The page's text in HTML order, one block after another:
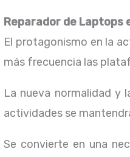
Reparador de Laptops
El protagonismo en la
más frecuencia las
La nueva normalidad y
actividades se
Se convierte en una